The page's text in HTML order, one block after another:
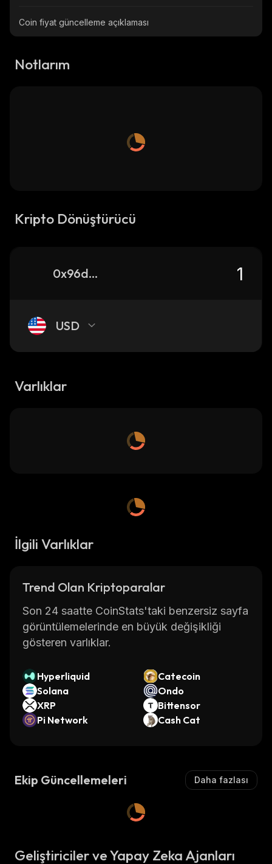
Coin fiyat güncelleme açıklaması
Notlarım
Kripto Dönüştürücü
0x96d6ae44864833c1ebd751a8f7d5d3483266f350_binance_smart
USD
Varlıklar
İlgili Varlıklar
Trend Olan Kriptoparalar
Son 24 saatte CoinStats'taki benzersiz sayfa
görüntülemelerinde en büyük değişikliği
gösteren varlıklar.
Hyperliquid
Catecoin
Solana
Ondo
XRP
Bittensor
Pi Network
Cash Cat
Ekip Güncellemeleri Daha fazlası
Geliştiriciler ve Yapay Zeka Ajanları